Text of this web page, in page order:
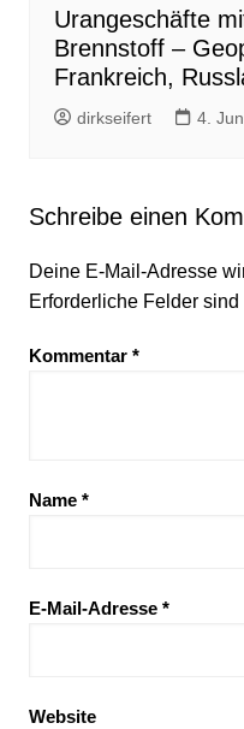
Urangeschäfte
Brennstoff –
Frankreich,
dirkseifert 4.
Schreibe einen
Deine E-Mail-Adresse
Erforderliche Felder sind
Kommentar *
Name *
E-Mail-Adresse *
Website